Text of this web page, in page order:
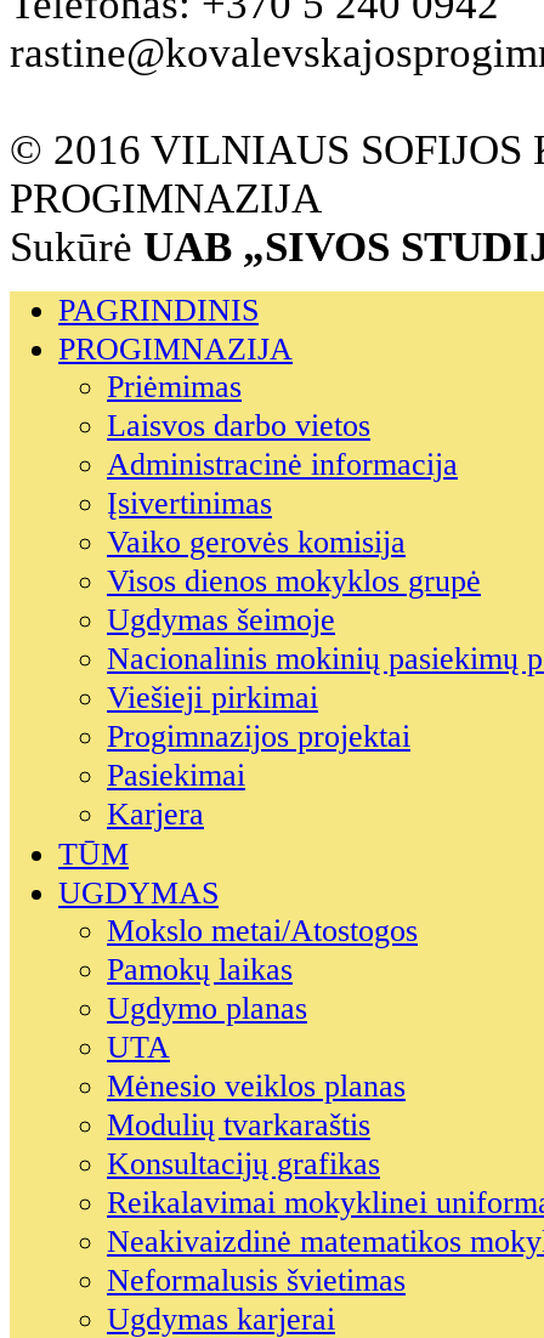
© 2016 VILNIAUS SOFIJOS
PROGIMNAZIJA
Sukūrė UAB „SIVOS
PAGRINDINIS
PROGIMNAZIJA
Priėmimas
Laisvos darbo vietos
Administracinė informacija
Įsivertinimas
Vaiko gerovės komisija
Visos dienos mokyklos grupė
Ugdymas šeimoje
Nacionalinis mokinių pasiekimų
Viešieji pirkimai
Progimnazijos projektai
Pasiekimai
Karjera
TŪM
UGDYMAS
Mokslo metai/Atostogos
Pamokų laikas
Ugdymo planas
UTA
Mėnesio veiklos planas
Modulių tvarkaraštis
Konsultacijų grafikas
Reikalavimai mokyklinei
Neakivaizdinė matematikos
Neformalusis švietimas
Ugdymas karjerai